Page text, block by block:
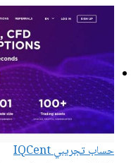
حساب تجريبي IQCent